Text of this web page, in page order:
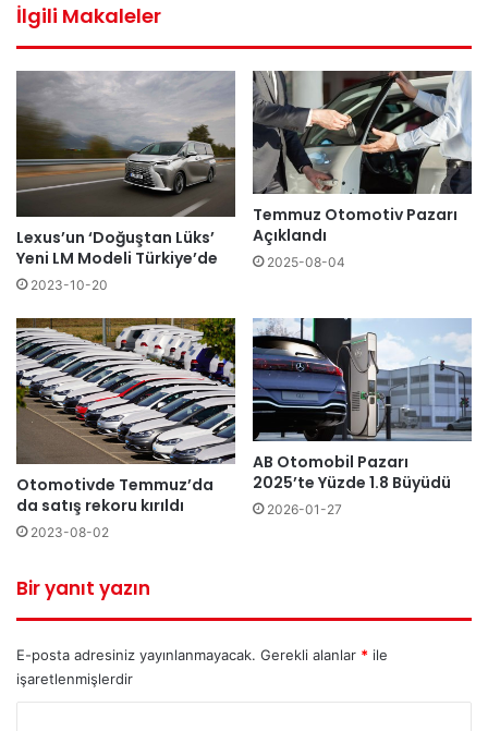
İlgili Makaleler
Lexus’un ‘Doğuştan Lüks’
Yeni LM Modeli Türkiye’de
2023-10-20
Temmuz Otomotiv Pazarı
Açıklandı
2025-08-04
Otomotivde Temmuz’da
da satış rekoru kırıldı
2023-08-02
AB Otomobil Pazarı
2025’te Yüzde 1.8 Büyüdü
2026-01-27
Bir yanıt yazın
E-posta adresiniz yayınlanmayacak. Gerekli alanlar * ile
işaretlenmişlerdir